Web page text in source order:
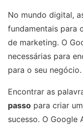
No mundo digital,
fundamentais para
de marketing. O
necessárias para
para o seu negócio.
Encontrar as
passo para criar
sucesso. O Google